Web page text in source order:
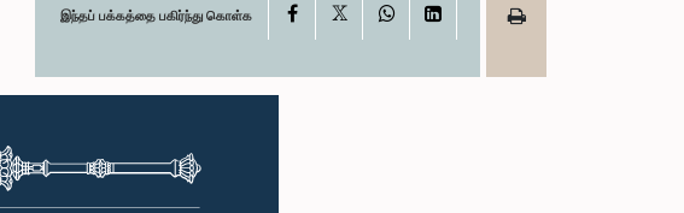
இந்தப் பக்கத்தை பகிர்ந்து கொள்க Facebook WhatsAppLinkedIn